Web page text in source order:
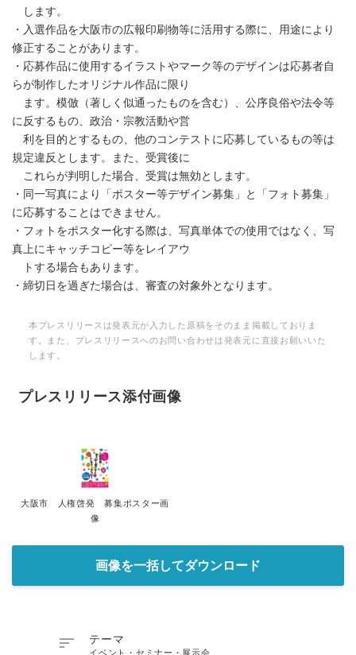
します。
・入選作品を大阪市の広報印刷物等に活用する際に、用途により
修正することがあります。
・応募作品に使用するイラストやマーク等のデザインは応募者自
らが制作したオリジナル作品に限り
ます。模倣（著しく似通ったものを含む）、公序良俗や法令等
に反するもの、政治・宗教活動や営
利を目的とするもの、他のコンテストに応募しているもの等は
規定違反とします。また、受賞後に
これらが判明した場合、受賞は無効とします。
・同一写真により「ポスター等デザイン募集」と「フォト募集」
に応募することはできません。
・フォトをポスター化する際は、写真単体での使用ではなく、写
真上にキャッチコピー等をレイアウ
トする場合もあります。
・締切日を過ぎた場合は、審査の対象外となります。
本プレスリリースは発表元が入力した原稿をそのまま掲載しておりま
す。また、プレスリリースへのお問い合わせは発表元に直接お願いいた
します。
プレスリリース添付画像
大阪市 人権啓発 募集ポスター画
像
画像を一括してダウンロード
 テーマ
イベント・セミナー・展示会